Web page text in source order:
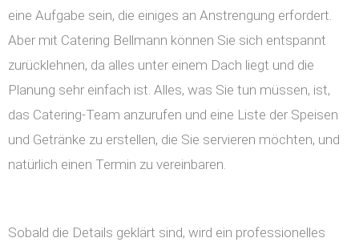
eine Aufgabe sein, die einiges an Anstrengung erfordert.
Aber mit Catering Bellmann können Sie sich entspannt
zurücklehnen, da alles unter einem Dach liegt und die
Planung sehr einfach ist. Alles, was Sie tun müssen, ist,
das Catering-Team anzurufen und eine Liste der Speisen
und Getränke zu erstellen, die Sie servieren möchten, und
natürlich einen Termin zu vereinbaren.
Sobald die Details geklärt sind, wird ein professionelles